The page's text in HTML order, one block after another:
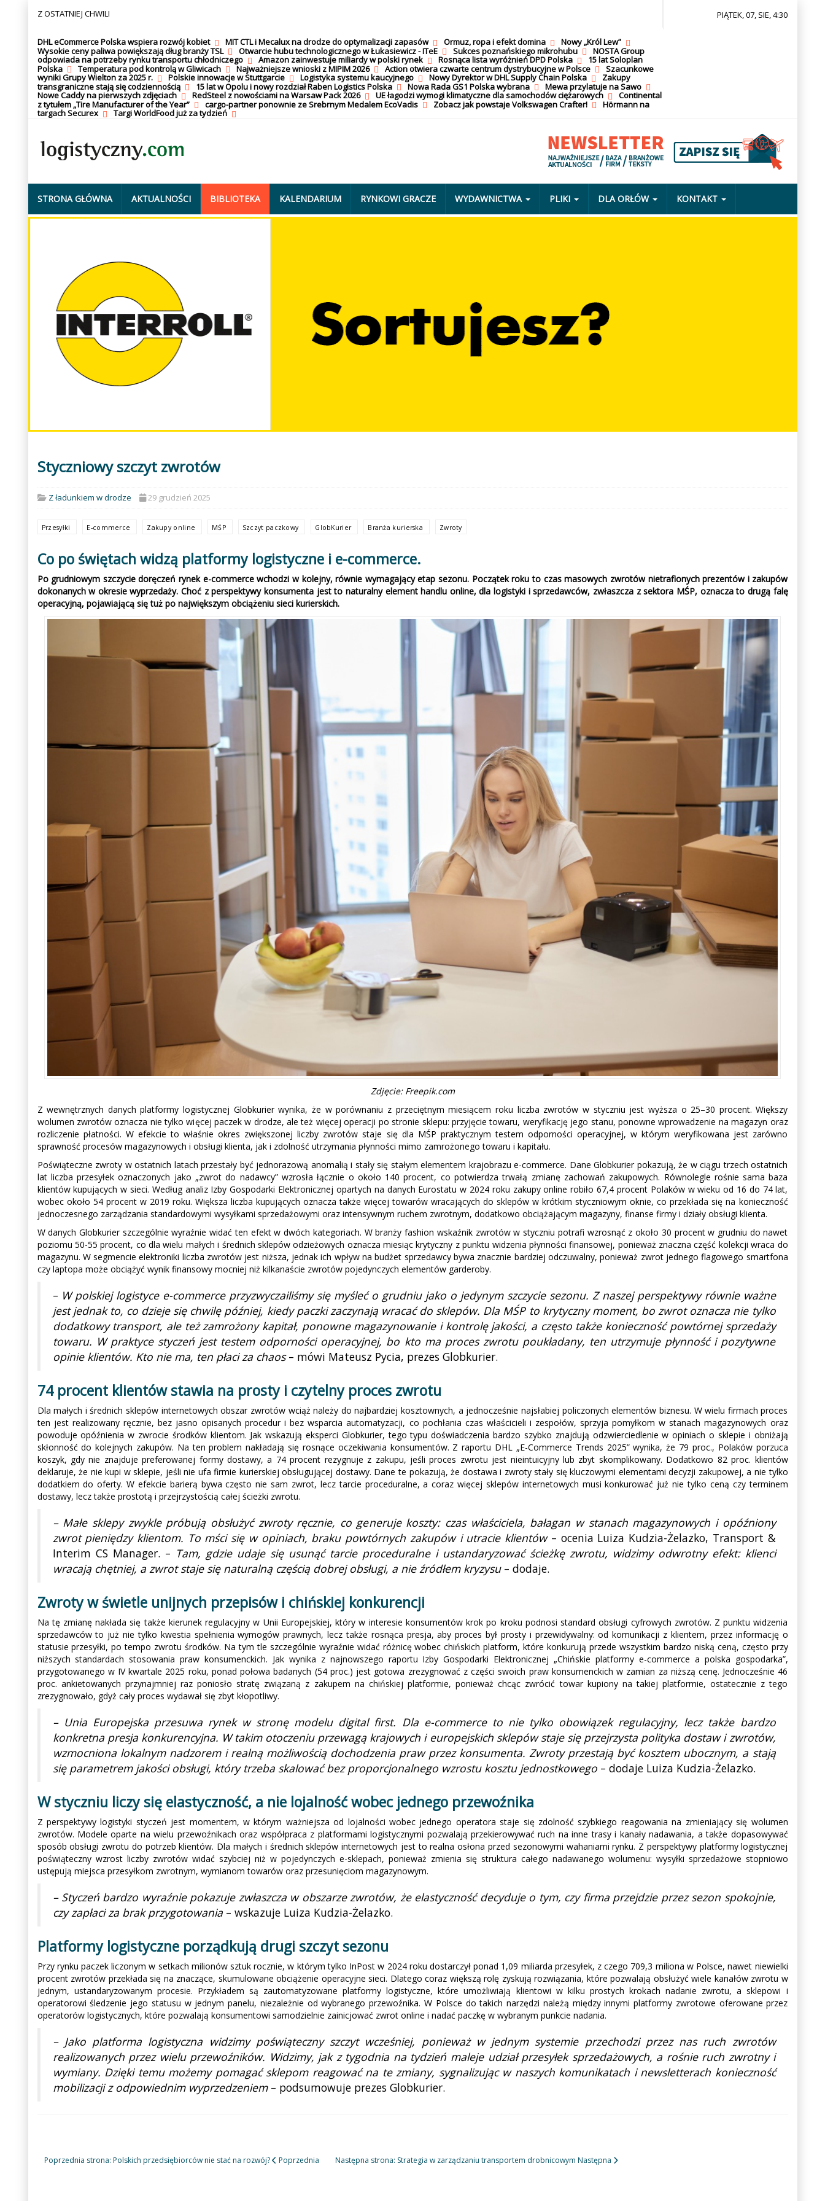
Z OSTATNIEJ CHWILI
DHL eCommerce Polska wspiera rozwój kobiet MIT CTL i Mecalux na drodze do optymalizacji zapasów Ormuz, ropa i efekt domina
Nowy „Król Lew”
Wysokie ceny paliwa powiększają dług branży TSL
Otwarcie hubu technologicznego w Łukasiewicz - ITeE Sukces poznańskiego mikrohubu
NOSTA Group
odpowiada na potrzeby rynku transportu chłodniczego
Amazon zainwestuje miliardy w polski rynek Rosnąca lista wyróżnień DPD Polska
15 lat Soloplan
Polska
Temperatura pod kontrolą w Gliwicach Najważniejsze wnioski z MIPIM 2026 Action otwiera czwarte centrum dystrybucyjne w Polsce
Szacunkowe
wyniki Grupy Wielton za 2025 r.
Polskie innowacje w Stuttgarcie Logistyka systemu kaucyjnego Nowy Dyrektor w DHL Supply Chain Polska
Zakupy
transgraniczne stają się codziennością
15 lat w Opolu i nowy rozdział Raben Logistics Polska Nowa Rada GS1 Polska wybrana
Mewa przylatuje na Sawo
Nowe Caddy na pierwszych zdjęciach
RedSteel z nowościami na Warsaw Pack 2026 UE łagodzi wymogi klimatyczne dla samochodów ciężarowych
Continental
z tytułem „Tire Manufacturer of the Year”
cargo-partner ponownie ze Srebrnym Medalem EcoVadis Zobacz jak powstaje Volkswagen Crafter!
Hörmann na
targach Securex
Targi WorldFood już za tydzień
PIĄTEK, 07, SIE, 4:30
STRONA GŁÓWNA AKTUALNOŚCI BIBLIOTEKA KALENDARIUM RYNKOWI GRACZE WYDAWNICTWA PLIKI DLA ORŁÓW KONTAKT
Styczniowy szczyt zwrotów
Z ładunkiem w drodze 29 grudzień 2025
Przesyłki E-commerce Zakupy online MŚP Szczyt paczkowy GlobKurier Branża kurierska Zwroty
Co po świętach widzą platformy logistyczne i e-commerce.
Po grudniowym szczycie doręczeń rynek e-commerce wchodzi w kolejny, równie wymagający etap sezonu. Początek roku to czas masowych zwrotów nietrafionych prezentów i zakupów
dokonanych w okresie wyprzedaży. Choć z perspektywy konsumenta jest to naturalny element handlu online, dla logistyki i sprzedawców, zwłaszcza z sektora MŚP, oznacza to drugą falę
operacyjną, pojawiającą się tuż po największym obciążeniu sieci kurierskich.
Zdjęcie: Freepik.com
Z wewnętrznych danych platformy logistycznej Globkurier wynika, że w porównaniu z przeciętnym miesiącem roku liczba zwrotów w styczniu jest wyższa o 25–30 procent. Większy
wolumen zwrotów oznacza nie tylko więcej paczek w drodze, ale też więcej operacji po stronie sklepu: przyjęcie towaru, weryfikację jego stanu, ponowne wprowadzenie na magazyn oraz
rozliczenie płatności. W efekcie to właśnie okres zwiększonej liczby zwrotów staje się dla MŚP praktycznym testem odporności operacyjnej, w którym weryfikowana jest zarówno
sprawność procesów magazynowych i obsługi klienta, jak i zdolność utrzymania płynności mimo zamrożonego towaru i kapitału.
Poświąteczne zwroty w ostatnich latach przestały być jednorazową anomalią i stały się stałym elementem krajobrazu e-commerce. Dane Globkurier pokazują, że w ciągu trzech ostatnich
lat liczba przesyłek oznaczonych jako „zwrot do nadawcy” wzrosła łącznie o około 140 procent, co potwierdza trwałą zmianę zachowań zakupowych. Równolegle rośnie sama baza
klientów kupujących w sieci. Według analiz Izby Gospodarki Elektronicznej opartych na danych Eurostatu w 2024 roku zakupy online robiło 67,4 procent Polaków w wieku od 16 do 74 lat,
wobec około 54 procent w 2019 roku. Większa liczba kupujących oznacza także więcej towarów wracających do sklepów w krótkim styczniowym oknie, co przekłada się na konieczność
jednoczesnego zarządzania standardowymi wysyłkami sprzedażowymi oraz intensywnym ruchem zwrotnym, dodatkowo obciążającym magazyny, finanse firmy i działy obsługi klienta.
W danych Globkurier szczególnie wyraźnie widać ten efekt w dwóch kategoriach. W branży fashion wskaźnik zwrotów w styczniu potrafi wzrosnąć z około 30 procent w grudniu do nawet
poziomu 50-55 procent, co dla wielu małych i średnich sklepów odzieżowych oznacza miesiąc krytyczny z punktu widzenia płynności finansowej, ponieważ znaczna część kolekcji wraca do
magazynu. W segmencie elektroniki liczba zwrotów jest niższa, jednak ich wpływ na budżet sprzedawcy bywa znacznie bardziej odczuwalny, ponieważ zwrot jednego flagowego smartfona
czy laptopa może obciążyć wynik finansowy mocniej niż kilkanaście zwrotów pojedynczych elementów garderoby.
– W polskiej logistyce e-commerce przyzwyczailiśmy się myśleć o grudniu jako o jedynym szczycie sezonu. Z naszej perspektywy równie ważne
jest jednak to, co dzieje się chwilę później, kiedy paczki zaczynają wracać do sklepów. Dla MŚP to krytyczny moment, bo zwrot oznacza nie tylko
dodatkowy transport, ale też zamrożony kapitał, ponowne magazynowanie i kontrolę jakości, a często także konieczność powtórnej sprzedaży
towaru. W praktyce styczeń jest testem odporności operacyjnej, bo kto ma proces zwrotu poukładany, ten utrzymuje płynność i pozytywne
opinie klientów. Kto nie ma, ten płaci za chaos– mówi Mateusz Pycia, prezes Globkurier.
74 procent klientów stawia na prosty i czytelny proces zwrotu
Dla małych i średnich sklepów internetowych obszar zwrotów wciąż należy do najbardziej kosztownych, a jednocześnie najsłabiej policzonych elementów biznesu. W wielu firmach proces
ten jest realizowany ręcznie, bez jasno opisanych procedur i bez wsparcia automatyzacji, co pochłania czas właścicieli i zespołów, sprzyja pomyłkom w stanach magazynowych oraz
powoduje opóźnienia w zwrocie środków klientom. Jak wskazują eksperci Globkurier, tego typu doświadczenia bardzo szybko znajdują odzwierciedlenie w opiniach o sklepie i obniżają
skłonność do kolejnych zakupów. Na ten problem nakładają się rosnące oczekiwania konsumentów. Z raportu DHL „E-Commerce Trends 2025” wynika, że 79 proc., Polaków porzuca
koszyk, gdy nie znajduje preferowanej formy dostawy, a 74 procent rezygnuje z zakupu, jeśli proces zwrotu jest nieintuicyjny lub zbyt skomplikowany. Dodatkowo 82 proc. klientów
deklaruje, że nie kupi w sklepie, jeśli nie ufa firmie kurierskiej obsługującej dostawy. Dane te pokazują, że dostawa i zwroty stały się kluczowymi elementami decyzji zakupowej, a nie tylko
dodatkiem do oferty. W efekcie barierą bywa często nie sam zwrot, lecz tarcie proceduralne, a coraz więcej sklepów internetowych musi konkurować już nie tylko ceną czy terminem
dostawy, lecz także prostotą i przejrzystością całej ścieżki zwrotu.
– Małe sklepy zwykle próbują obsłużyć zwroty ręcznie, co generuje koszty: czas właściciela, bałagan w stanach magazynowych i opóźniony
zwrot pieniędzy klientom. To mści się w opiniach, braku powtórnych zakupów i utracie klientów– ocenia Luiza Kudzia-Żelazko, Transport &
Interim CS Manager. – Tam, gdzie udaje się usunąć tarcie proceduralne i ustandaryzować ścieżkę zwrotu, widzimy odwrotny efekt: klienci
wracają chętniej, a zwrot staje się naturalną częścią dobrej obsługi, a nie źródłem kryzysu– dodaje.
Zwroty w świetle unijnych przepisów i chińskiej konkurencji
Na tę zmianę nakłada się także kierunek regulacyjny w Unii Europejskiej, który w interesie konsumentów krok po kroku podnosi standard obsługi cyfrowych zwrotów. Z punktu widzenia
sprzedawców to już nie tylko kwestia spełnienia wymogów prawnych, lecz także rosnąca presja, aby proces był prosty i przewidywalny: od komunikacji z klientem, przez informację o
statusie przesyłki, po tempo zwrotu środków. Na tym tle szczególnie wyraźnie widać różnicę wobec chińskich platform, które konkurują przede wszystkim bardzo niską ceną, często przy
niższych standardach stosowania praw konsumenckich. Jak wynika z najnowszego raportu Izby Gospodarki Elektronicznej „Chińskie platformy e-commerce a polska gospodarka”,
przygotowanego w IV kwartale 2025 roku, ponad połowa badanych (54 proc.) jest gotowa zrezygnować z części swoich praw konsumenckich w zamian za niższą cenę. Jednocześnie 46
proc. ankietowanych przynajmniej raz poniosło stratę związaną z zakupem na chińskiej platformie, ponieważ chcąc zwrócić towar kupiony na takiej platformie, ostatecznie z tego
zrezygnowało, gdyż cały proces wydawał się zbyt kłopotliwy.
– Unia Europejska przesuwa rynek w stronę modelu digital first. Dla e-commerce to nie tylko obowiązek regulacyjny, lecz także bardzo
konkretna presja konkurencyjna. W takim otoczeniu przewagą krajowych i europejskich sklepów staje się przejrzysta polityka dostaw i zwrotów,
wzmocniona lokalnym nadzorem i realną możliwością dochodzenia praw przez konsumenta. Zwroty przestają być kosztem ubocznym, a stają
się parametrem jakości obsługi, który trzeba skalować bez proporcjonalnego wzrostu kosztu jednostkowego– dodaje Luiza Kudzia-Żelazko.
W styczniu liczy się elastyczność, a nie lojalność wobec jednego przewoźnika
Z perspektywy logistyki styczeń jest momentem, w którym ważniejsza od lojalności wobec jednego operatora staje się zdolność szybkiego reagowania na zmieniający się wolumen
zwrotów. Modele oparte na wielu przewoźnikach oraz współpraca z platformami logistycznymi pozwalają przekierowywać ruch na inne trasy i kanały nadawania, a także dopasowywać
sposób obsługi zwrotu do potrzeb klientów. Dla małych i średnich sklepów internetowych jest to realna osłona przed sezonowymi wahaniami rynku. Z perspektywy platformy logistycznej
poświąteczny wzrost liczby zwrotów widać szybciej niż w pojedynczych e-sklepach, ponieważ zmienia się struktura całego nadawanego wolumenu: wysyłki sprzedażowe stopniowo
ustępują miejsca przesyłkom zwrotnym, wymianom towarów oraz przesunięciom magazynowym.
– Styczeń bardzo wyraźnie pokazuje zwłaszcza w obszarze zwrotów, że elastyczność decyduje o tym, czy firma przejdzie przez sezon spokojnie,
czy zapłaci za brak przygotowania– wskazuje Luiza Kudzia-Żelazko.
Platformy logistyczne porządkują drugi szczyt sezonu
Przy rynku paczek liczonym w setkach milionów sztuk rocznie, w którym tylko InPost w 2024 roku dostarczył ponad 1,09 miliarda przesyłek, z czego 709,3 miliona w Polsce, nawet niewielki
procent zwrotów przekłada się na znaczące, skumulowane obciążenie operacyjne sieci. Dlatego coraz większą rolę zyskują rozwiązania, które pozwalają obsłużyć wiele kanałów zwrotu w
jednym, ustandaryzowanym procesie. Przykładem są zautomatyzowane platformy logistyczne, które umożliwiają klientowi w kilku prostych krokach nadanie zwrotu, a sklepowi i
operatorowi śledzenie jego statusu w jednym panelu, niezależnie od wybranego przewoźnika. W Polsce do takich narzędzi należą między innymi platformy zwrotowe oferowane przez
operatorów logistycznych, które pozwalają konsumentowi samodzielnie zainicjować zwrot online i nadać paczkę w wybranym punkcie nadania.
– Jako platforma logistyczna widzimy poświąteczny szczyt wcześniej, ponieważ w jednym systemie przechodzi przez nas ruch zwrotów
realizowanych przez wielu przewoźników. Widzimy, jak z tygodnia na tydzień maleje udział przesyłek sprzedażowych, a rośnie ruch zwrotny i
wymiany. Dzięki temu możemy pomagać sklepom reagować na te zmiany, sygnalizując w naszych komunikatach i newsletterach konieczność
mobilizacji z odpowiednim wyprzedzeniem – podsumowuje prezes Globkurier.
Poprzednia strona: Polskich przedsiębiorców nie stać na rozwój? Poprzednia Następna strona: Strategia w zarządzaniu transportem drobnicowym Następna